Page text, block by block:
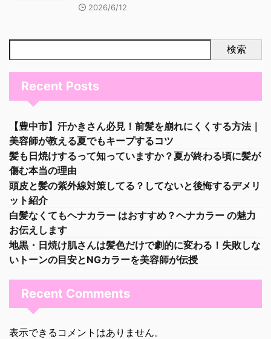
2026/6/12
検索
Recent Posts
【豊中市】汗かきさん必見！前髪を崩れにくくする方法｜
美容師が教える夏でもキープするコツ
髪も日焼けするって知っていますか？夏が終わる頃に髪が
傷む本当の理由
頭皮と髪の紫外線対策してる？してないと後悔するデメリ
ット紹介
白髪なくてもヘナカラー はおすすめ？ヘナカラー の魅力
お伝えします
地黒・日焼け肌さんは髪色だけで劇的に変わる！失敗しな
いトーンの目安とNGカラーを美容師が伝授
Recent Comments
表示できるコメントはありません。